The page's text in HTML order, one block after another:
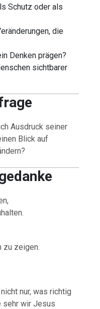
Schutz oder als
die
Denken prägen?
sichtbarer
Ausdruck seiner
Blick auf
zu zeigen.
nur, was richtig
sehr wir Jesus